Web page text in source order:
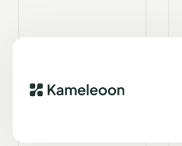
VOIR D'AUTRES SUCCESS STORIES